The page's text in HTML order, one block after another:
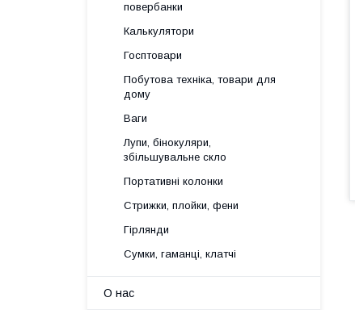
повербанки
Калькулятори
Госптовари
Побутова техніка, товари для
дому
Ваги
Лупи, бінокуляри,
збільшувальне скло
Портативні колонки
Стрижки, плойки, фени
Гірлянди
Сумки, гаманці, клатчі
О нас